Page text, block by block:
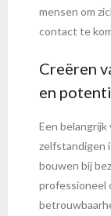
mensen om
contact te
Creëren
en
Een
zelfstandigen
bouwen bij
professioneel